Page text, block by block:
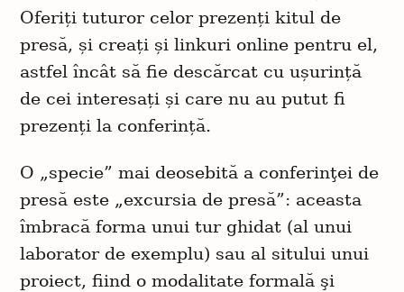
Oferiți tuturor celor prezenți kitul de
presă, și creați și linkuri online pentru el,
astfel încât să fie descărcat cu ușurință
de cei interesați și care nu au putut fi
prezenți la conferință.
O „specie” mai deosebită a conferinţei de
presă este „excursia de presă”: aceasta
îmbracă forma unui tur ghidat (al unui
laborator de exemplu) sau al sitului unui
proiect, fiind o modalitate formală şi